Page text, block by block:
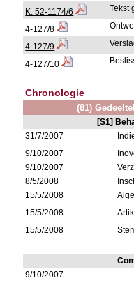
K. 52-1174/6 Tekst
4-127/8
4-127/9
4-127/10
Chronologie
(81)
[S1]
31/7/2007
9/10/2007
9/10/2007
8/5/2008
15/5/2008
15/5/2008
15/5/2008
9/10/2007